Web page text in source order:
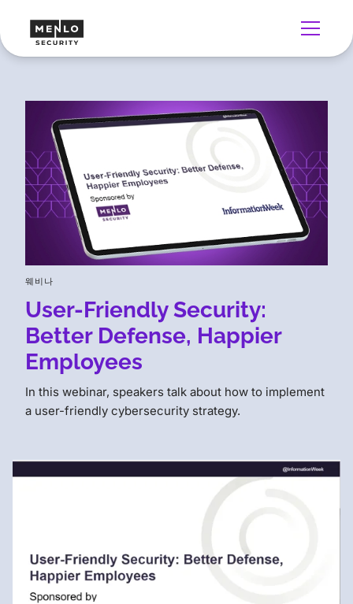
웨비나
User-Friendly Security:
Better Defense, Happier
Employees
In this webinar, speakers talk about how to implement
a user-friendly cybersecurity strategy.